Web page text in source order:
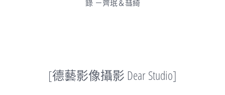
[德藝影像攝影 Dear Studio]